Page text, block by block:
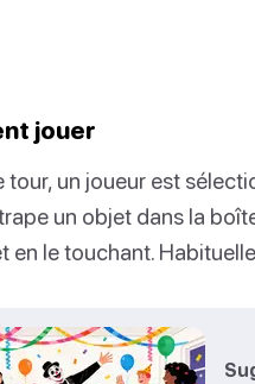
jouer
tour, un joueur est
un objet dans la
en le touchant.